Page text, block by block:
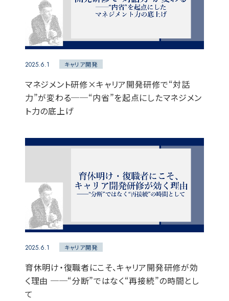
2025.6.1 キャリア開発
マネジメント研修×キャリア開発研修で“対話
力”が変わる──“内省”を起点にしたマネジメン
ト力の底上げ
2025.6.1 キャリア開発
育休明け・復職者にこそ、キャリア開発研修が効
く理由 ──“分断”ではなく“再接続”の時間とし
て